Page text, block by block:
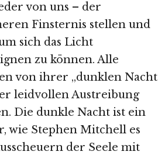
von uns – der
Finsternis stellen und
sich das Licht
zu können. Alle
von ihrer „dunklen Nacht
leidvollen Austreibung
Die dunkle Nacht ist ein
wie Stephen Mitchell es
der Seele mit